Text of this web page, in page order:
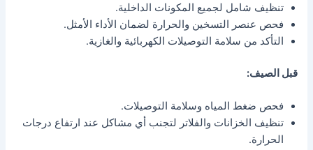
تنظيف شامل لجميع المكونات الداخلية.
فحص عنصر التسخين والحرارة لضمان الأداء الأمثل.
التأكد من سلامة التوصيلات الكهربائية والغازية.
قبل الصيف:
فحص ضغط المياه وسلامة التوصيلات.
تنظيف الخزانات والفلاتر لتجنب أي مشاكل عند ارتفاع درجات
الحرارة.